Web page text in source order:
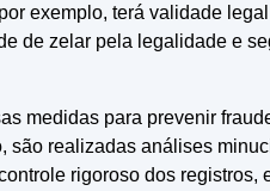
exemplo, terá validade
de zelar pela legalidade e
medidas para prevenir
são realizadas análises
rigoroso dos